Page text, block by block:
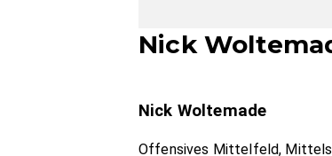
Nick
Nick Woltemade
Offensives Mittelfeld,